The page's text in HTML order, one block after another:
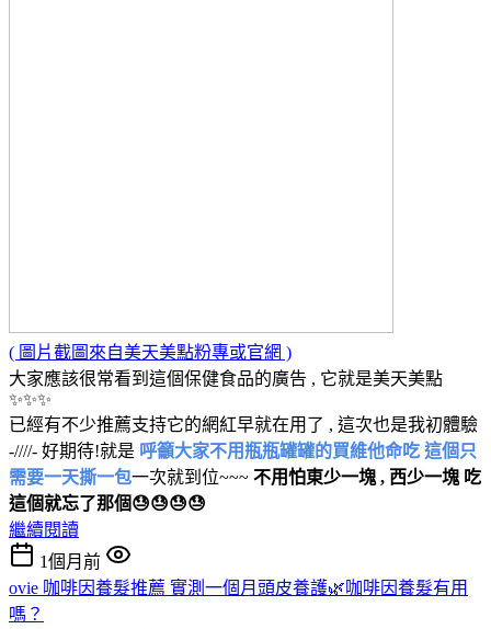
( 圖片截圖來自美天美點粉專或官網 )
大家應該很常看到這個保健食品的廣告 , 它就是美天美點
✨✨✨
已經有不少推薦支持它的網紅早就在用了 , 這次也是我初體驗
-////- 好期待!就是 呼籲大家不用瓶瓶罐罐的買維他命吃 這個只
需要一天撕一包一次就到位~~~ 不用怕東少一塊 , 西少一塊 吃
這個就忘了那個😓😓😓😓
繼續閱讀
1個月前
ovie 咖啡因養髮推薦 實測一個月頭皮養護🌿咖啡因養髮有用
嗎？